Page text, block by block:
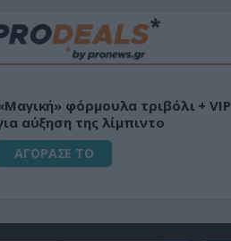
φόρμουλα τριβόλι + VIP
αύξηση της λίμπιντο
ΑΓΟΡΑΣΕ ΤΟ